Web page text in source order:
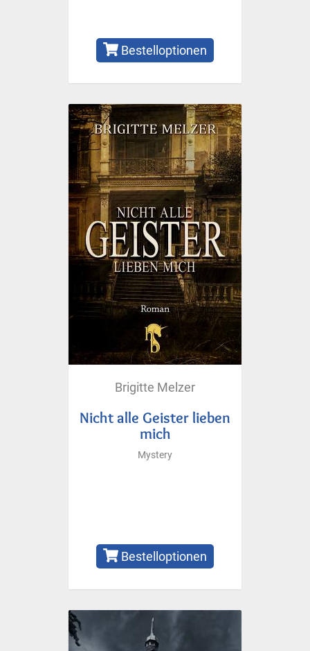
Bestelloptionen
Brigitte Melzer
Nicht alle Geister lieben
mich
Mystery
Bestelloptionen